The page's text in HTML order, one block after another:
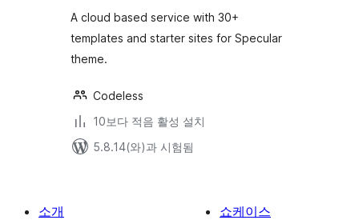
A cloud based service with 30+
templates and starter sites for Specular
theme.
Codeless
10보다 적음 활성 설치
5.8.14(와)과 시험됨
소개
쇼케이스